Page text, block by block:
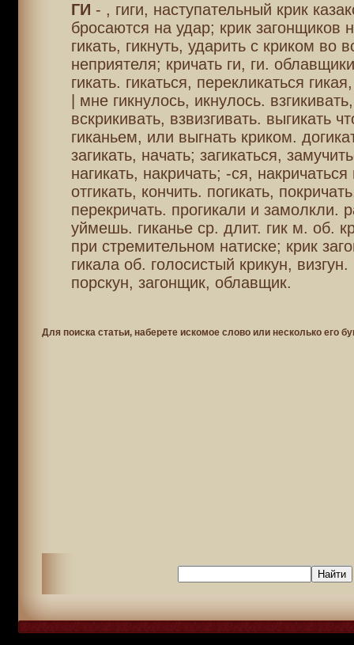
ГИ - , гиги, наступательный крик
бросаются на удар; крик загонщиков
гикать, гикнуть, ударить с криком во
неприятеля; кричать ги, ги.
гикать. гикаться, перекликаться
| мне гикнулось, икнулось.
вскрикивать, взвизгивать. выгикать
гиканьем, или выгнать криком.
загикать, начать; загикаться,
нагикать, накричать; -ся,
отгикать, кончить. погикать,
перекричать. прогикали и замолкли.
уймешь. гиканье ср. длит. гик м. об.
при стремительном натиске; крик
гикала об. голосистый крикун,
порскун, загонщик, облавщик.
Для поиска статьи, наберете искомое слово или несколько его